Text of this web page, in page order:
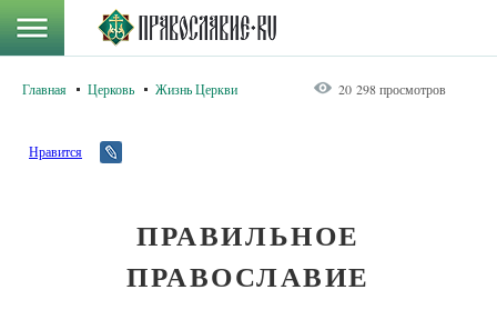
Главная Церковь Жизнь Церкви 20 298 просмотров
Нравится
ПРАВИЛЬНОЕ
ПРАВОСЛАВИЕ